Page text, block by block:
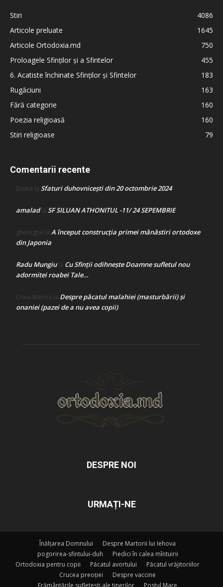
Stiri
4086
Articole preluate
1645
Articole Ortodoxia.md
750
Proloagele Sfinților și a Sfintelor
455
6. Acatiste închinate Sfinților și Sfintelor
183
Rugăciuni
163
Fără categorie
160
Poezia religioasă
160
Stiri religioase
79
Comentarii recente
Doina la Sfaturi duhovnicești din 20 octombrie 2024
amaladla SF SILUAN ATHONITUL -11/ 24 SEPEMBRIE
gheorghe la A început construcţia primei mănăstiri ortodoxe
din Japonia
Radu Mungiula Cu Sfinții odihnește Doamne sufletul nou
adormitei roabei Tale…
Crina Marina la Despre păcatul malahiei (masturbării) şi
onaniei (pazei de a nu avea copii)
DESPRE NOI
URMAȚI-NE
Înălțarea Domnului
Despre Martorii lui Iehova
pogorirea-sfintului-duh
Piedici în calea mîntuirii
Ortodoxia pentru copii
Păcatul avortului
Păcatul vrăjitoriilor
Crucea preoției
Despre vaccine